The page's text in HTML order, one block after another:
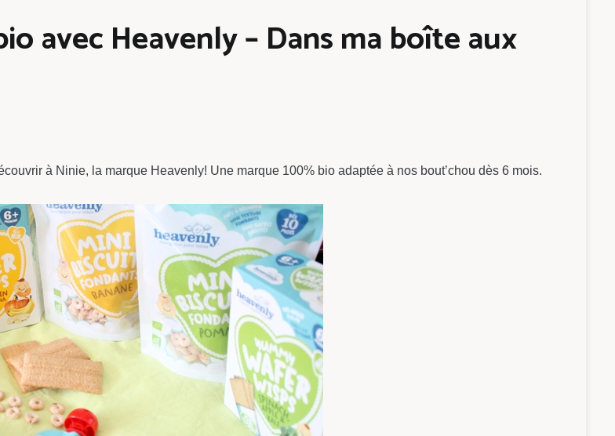
avec Heavenly – Dans ma boîte aux
à Ninie, la marque Heavenly! Une marque 100% bio adaptée à nos bout’chou dès 6 mois.